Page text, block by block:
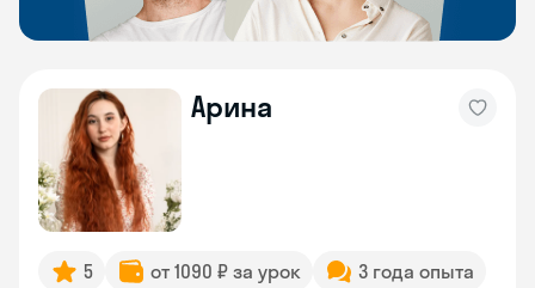
Арина
5 от 1090 ₽ за урок
3 года опыта